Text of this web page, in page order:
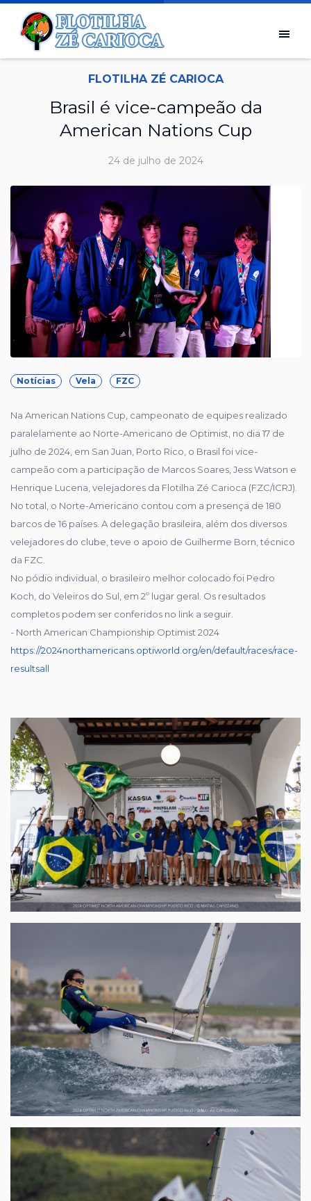
FLOTILHA ZÉ CARIOCA
Brasil é vice-campeão da
American Nations Cup
24 de julho de 2024
Notícias Vela FZC
Na American Nations Cup, campeonato de equipes realizado
paralelamente ao Norte-Americano de Optimist, no dia 17 de
julho de 2024, em San Juan, Porto Rico, o Brasil foi vice-
campeão com a participação de Marcos Soares, Jess Watson e
Henrique Lucena, velejadores da Flotilha Zé Carioca (FZC/ICRJ).
No total, o Norte-Americano contou com a presença de 180
barcos de 16 países. A delegação brasileira, além dos diversos
velejadores do clube, teve o apoio de Guilherme Born, técnico
da FZC.
No pódio individual, o brasileiro melhor colocado foi Pedro
Koch, do Veleiros do Sul, em 2º lugar geral. Os resultados
completos podem ser conferidos no link a seguir.
- North American Championship Optimist 2024
https://2024northamericans.optiworld.org/en/default/races/race-
resultsall